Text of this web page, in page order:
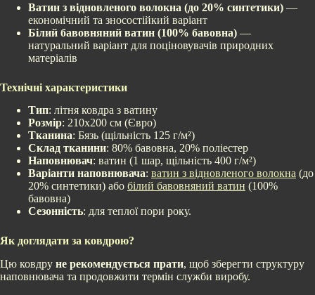
Ватин з відновленого волокна (до 20% синтетики) —
економічний та зносостійкий варіант
Білий бавовняний ватин (100% бавовна) —
натуральний варіант для поціновувачів природних
матеріалів
Технічні характеристики
Тип: літня ковдра з ватину
Розмір: 210х200 см (Євро)
Тканина: Бязь (щільність 125 г/м²)
Склад тканини: 80% бавовна, 20% поліестер
Наповнювач: ватин (1 шар, щільність 400 г/м²)
Варіанти наповнювача: ватин з відновленого волокна (до
20% синтетики) або білий бавовняний ватин (100%
бавовна)
Сезонність: для теплої пори року.
Як доглядати за ковдрою?
Цю ковдру не рекомендується прати, щоб зберегти структуру
наповнювача та продовжити термін служби виробу.